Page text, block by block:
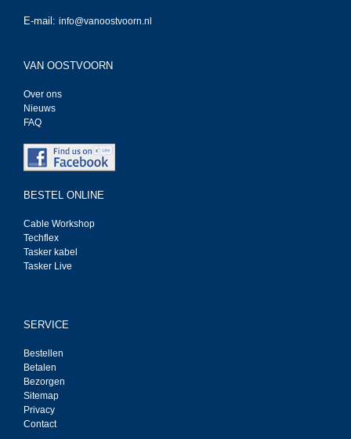
E-mail: info@vanoostvoorn.nl
VAN OOSTVOORN
Over ons
Nieuws
FAQ
BESTEL ONLINE
Cable Workshop
Techflex
Tasker kabel
Tasker Live
SERVICE
Bestellen
Betalen
Bezorgen
Sitemap
Privacy
Contact